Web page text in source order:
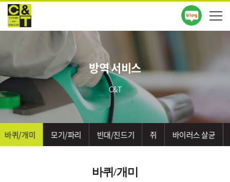
방역 서비스
C&T
바퀴/개미 모기/파리 빈대/진드기 쥐 바이러스 살균
바퀴/개미